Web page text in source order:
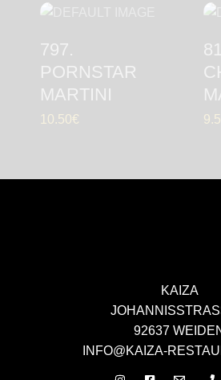
797.
PORNSTAR
MARTINI
10.50€
KAIZA
92637
INFO@KAIZA-